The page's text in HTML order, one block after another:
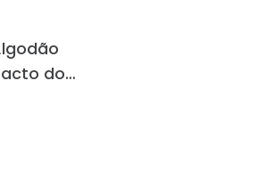
do
da